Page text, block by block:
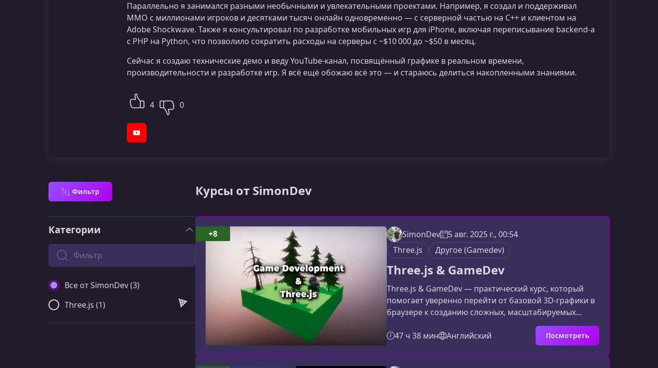
Параллельно я занимался разными необычными и увлекательными проектами. Например, я создал и поддерживал
MMO с миллионами игроков и десятками тысяч онлайн одновременно — с серверной частью на C++ и клиентом на
Adobe Shockwave. Также я консультировал по разработке мобильных игр для iPhone, включая переписывание backend-а
с PHP на Python, что позволило сократить расходы на серверы с ~$10 000 до ~$50 в месяц.
Сейчас я создаю технические демо и веду YouTube‑канал, посвящённый графике в реальном времени,
производительности и разработке игр. Я всё ещё обожаю всё это — и стараюсь делиться накопленными знаниями.
4 0
YouTube
Фильтр Курсы от SimonDev
Категории
Поиск по категории
Все от SimonDev (3)
Three.js (1)
SimonDev
5 авг. 2025 г., 00:54
Three.js
Другое (Gamedev)
Three.js & GameDev
Three.js & GameDev — практический курс, который
помогает уверенно перейти от базовой 3D‑графики в
браузере к созданию сложных, масштабируемых
игровых миров. Это путь от первых рендеров до
профессиональной разработки с использованием
современных подходов к оптимизации, стримингу
данных и архитектуре игр.Что представляет собой
47 ч 38 мин Английский Посмотреть
+8